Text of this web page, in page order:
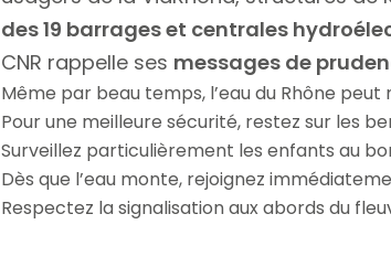
des 19 barrages et centrales
CNR rappelle ses messages de
Même par beau temps, l’eau du Rhône
Pour une meilleure sécurité, restez sur les
Surveillez particulièrement les enfants au
Dès que l’eau monte, rejoignez
Respectez la signalisation aux abords du